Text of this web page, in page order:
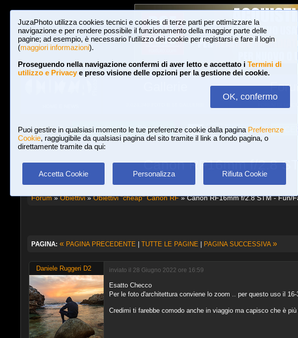
JuzaPhoto utilizza cookies tecnici e cookies di terze parti per ottimizzare la
navigazione e per rendere possibile il funzionamento della maggior parte delle
pagine; ad esempio, è necessario l'utilizzo dei cookie per registarsi e fare il login
(maggiori informazioni).
Proseguendo nella navigazione confermi di aver letto e accettato i Termini di
utilizzo e Privacye preso visione delle opzioni per la gestione dei cookie.
OK, confermo
Puoi gestire in qualsiasi momento le tue preferenze cookie dalla pagina Preferenze
Cookie, raggiugibile da qualsiasi pagina del sito tramite il link a fondo pagina, o
direttamente tramite da qui:
Accetta Cookie Personalizza Rifiuta Cookie
FORUM DI
Login Iscriviti a JuzaPhoto! A A ?AIUTO
Canon RF16mm f/2.8
Forum»Obiettivi»Obiettivi "cheap" Canon RF» Canon RF16mm f/2.8 STM - Fun/
PAGINA: « PAGINA PRECEDENTE | TUTTE LE PAGINE | PAGINA SUCCESSIVA »
Daniele Ruggeri D2 inviato il 28 Giugno 2022 ore 16:59
Esatto Checco
Per le foto d'architettura conviene lo zoom .. per questo uso il 16-
Credimi ti farebbe comodo anche in viaggio ma capisco che è